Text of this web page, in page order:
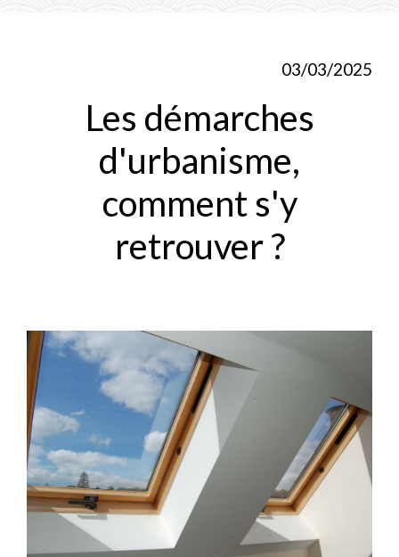
03/03/2025
Les démarches
d'urbanisme,
comment s'y
retrouver ?